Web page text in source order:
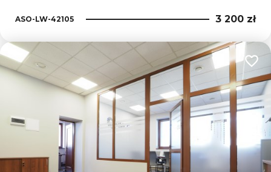
ASO-LW-42105 3 200 zł